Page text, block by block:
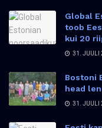
Global
toob
kui 20
31. JUULI
Bostoni
head
31. JUULI